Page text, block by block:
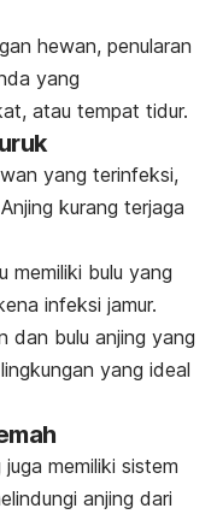
hewan, penularan
yang
atau tempat tidur.
yang terinfeksi,
kurang terjaga
memiliki bulu yang
infeksi jamur.
dan bulu anjing yang
yang ideal
memiliki sistem
anjing dari